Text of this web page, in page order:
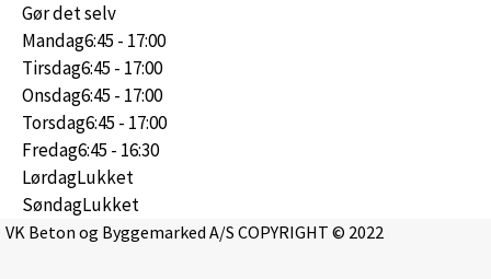
Gør det selv
Mandag6:45 - 17:00
Tirsdag6:45 - 17:00
Onsdag6:45 - 17:00
Torsdag6:45 - 17:00
Fredag6:45 - 16:30
LørdagLukket
SøndagLukket
VK Beton og Byggemarked A/S COPYRIGHT © 2022